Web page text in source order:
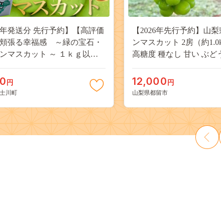
発送分 先行予約】【高評価
張る幸福感 ～緑の宝石・
マスカット ～ １ｋｇ以上
の シャイン マスカット ぶ
ウ 葡萄 大粒 種なし 先行予
円
川町
【2026年先行予約】山
ンマスカット 2房（約
高糖度 種なし 甘い ぶど
JX003
12,000 円
山梨県都留市